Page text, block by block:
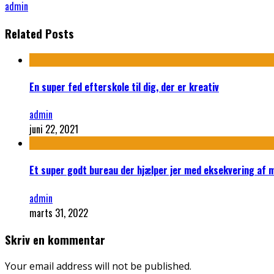
admin
Related Posts
En super fed efterskole til dig, der er kreativ
admin
juni 22, 2021
Et super godt bureau der hjælper jer med eksekvering af
admin
marts 31, 2022
Skriv en kommentar
Your email address will not be published.